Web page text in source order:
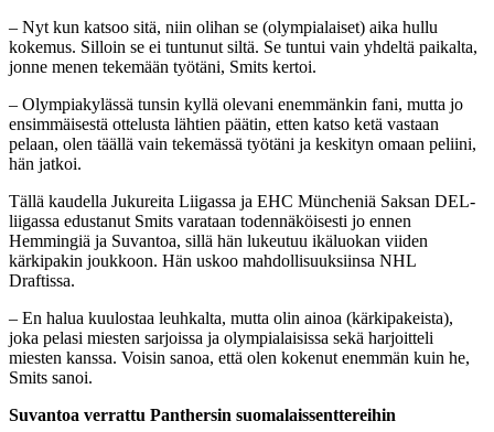
– Nyt kun katsoo sitä, niin olihan se (olympialaiset) aika hullu
kokemus. Silloin se ei tuntunut siltä. Se tuntui vain yhdeltä paikalta,
jonne menen tekemään työtäni, Smits kertoi.
– Olympiakylässä tunsin kyllä olevani enemmänkin fani, mutta jo
ensimmäisestä ottelusta lähtien päätin, etten katso ketä vastaan
pelaan, olen täällä vain tekemässä työtäni ja keskityn omaan peliini,
hän jatkoi.
Tällä kaudella Jukureita Liigassa ja EHC Müncheniä Saksan DEL-
liigassa edustanut Smits varataan todennäköisesti jo ennen
Hemmingiä ja Suvantoa, sillä hän lukeutuu ikäluokan viiden
kärkipakin joukkoon. Hän uskoo mahdollisuuksiinsa NHL
Draftissa.
– En halua kuulostaa leuhkalta, mutta olin ainoa (kärkipakeista),
joka pelasi miesten sarjoissa ja olympialaisissa sekä harjoitteli
miesten kanssa. Voisin sanoa, että olen kokenut enemmän kuin he,
Smits sanoi.
Suvantoa verrattu Panthersin suomalaissenttereihin